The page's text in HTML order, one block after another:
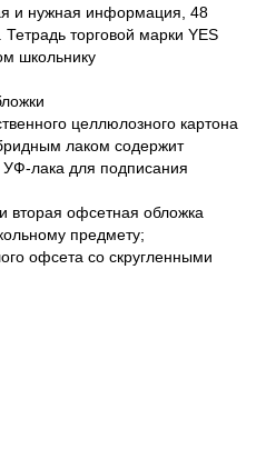
и нужная информация, 48
торговой марки YES
школьнику
целлюлозного картона
лаком содержит
УФ-лака для подписания
вторая офсетная обложка
предмету;
офсета со скругленными